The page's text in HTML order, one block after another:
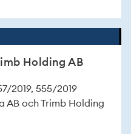
Holding AB
2019, 555/2019
AB och Trimb Holding